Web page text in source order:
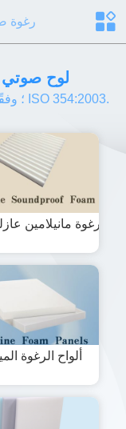
رغوة
لوح صوتي
معامل العزل الصوتي: NRC = 0.95؛ وفقًا لمعيار ISO 354:2003.
رغوة مانيلامين
ألواح الرغوة